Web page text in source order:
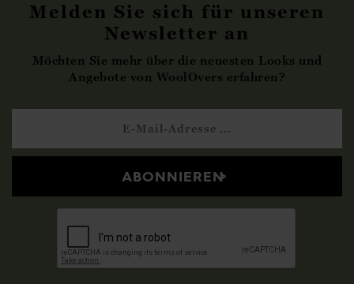
Melden Sie sich für unseren
Newsletter an
Möchten Sie mehr über die neuesten Looks und
Angebote von WoolOvers erfahren?
ABONNIEREN